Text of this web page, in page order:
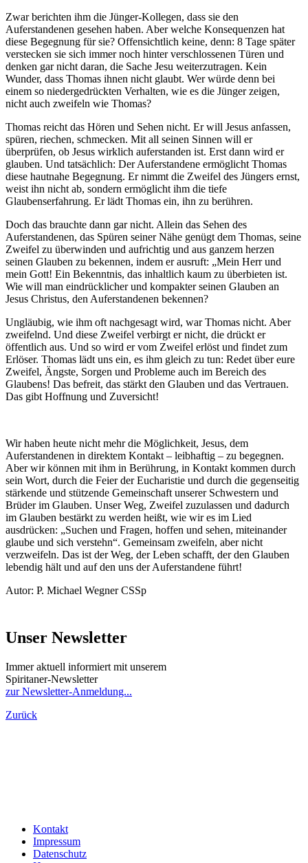
Zwar berichten ihm die Jünger-Kollegen, dass sie den
Auferstandenen gesehen haben. Aber welche Konsequenzen hat
diese Begegnung für sie? Offensichtlich keine, denn: 8 Tage später
verstecken sie sich immer noch hinter verschlossenen Türen und
denken gar nicht daran, die Sache Jesu weiterzutragen. Kein
Wunder, dass Thomas ihnen nicht glaubt. Wer würde denn bei
einem so niedergedrückten Verhalten, wie es die Jünger zeigen,
nicht auch zweifeln wie Thomas?
Thomas reicht das Hören und Sehen nicht. Er will Jesus anfassen,
spüren, riechen, schmecken. Mit all seinen Sinnen will er
überprüfen, ob Jesus wirklich auferstanden ist. Erst dann wird er
glauben. Und tatsächlich: Der Auferstandene ermöglicht Thomas
diese hautnahe Begegnung. Er nimmt die Zweifel des Jüngers ernst,
weist ihn nicht ab, sondern ermöglicht ihm die tiefe
Glaubenserfahrung. Er lädt Thomas ein, ihn zu berühren.
Doch das brauchte dann gar nicht. Allein das Sehen des
Auferstandenen, das Spüren seiner Nähe genügt dem Thomas, seine
Zweifel zu überwinden und aufrichtig und aus ganzem herzen
seinen Glauben zu bekennen, indem er ausruft: „Mein Herr und
mein Gott! Ein Bekenntnis, das inhaltlich kaum zu überbieten ist.
Wie will man eindrücklicher und kompakter seinen Glauben an
Jesus Christus, den Auferstandenen bekennen?
Ungläubig, wie ihm oft nachgesagt wird, war Thomas nicht. Aber
zweifelnd. Und diese Zweifel verbirgt er nicht, die drückt er
öffentlich aus. Und so wird er vom Zweifel erlöst und findet zum
Erlöser. Thomas lädt uns ein, es ihm gleich zu tun: Redet über eure
Zweifel, Ängste, Sorgen und Probleme auch im Bereich des
Glaubens! Das befreit, das stärkt den Glauben und das Vertrauen.
Das gibt Hoffnung und Zuversicht!
Wir haben heute nicht mehr die Möglichkeit, Jesus, dem
Auferstandenen in direktem Kontakt – leibhaftig – zu begegnen.
Aber wir können mit ihm in Berührung, in Kontakt kommen durch
sein Wort, durch die Feier der Eucharistie und durch die gegenseitig
stärkende und stützende Gemeinschaft unserer Schwestern und
Brüder im Glauben. Unser Weg, Zweifel zuzulassen und dadurch
im Glauben bestärkt zu werden heißt, wie wir es im Lied
ausdrücken: „Suchen und Fragen, hoffen und sehen, miteinander
glaube und sich verstehn“. Gemeinsam zweifeln, aber nicht
verzweifeln. Das ist der Weg, der Leben schafft, der den Glauben
lebendig hält und auf den uns der Auferstandene führt!
Autor: P. Michael Wegner CSSp
Unser Newsletter
Immer aktuell informiert mit unserem
Spiritaner-Newsletter
zur Newsletter-Anmeldung...
Zurück
Kontakt
Impressum
Datenschutz